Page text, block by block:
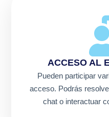
ACCESO AL
Pueden participar
acceso. Podrás
chat o interactuar